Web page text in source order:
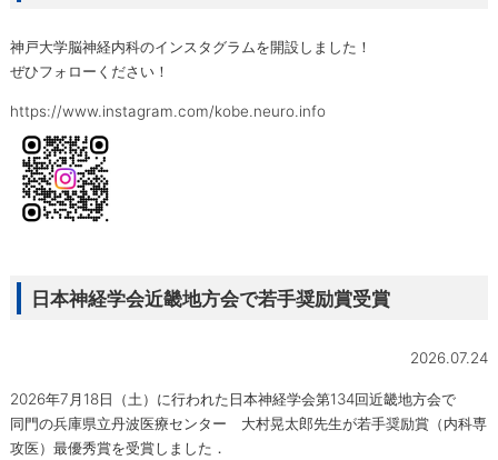
神戸大学脳神経内科のインスタグラムを開設しました！
ぜひフォローください！
https://www.instagram.com/kobe.neuro.info
日本神経学会近畿地方会で若手奨励賞受賞
2026.07.24
2026年7月18日（土）に行われた日本神経学会第134回近畿地方会で
同門の兵庫県立丹波医療センター 大村晃太郎先生が若手奨励賞（内科専
攻医）最優秀賞を受賞しました．